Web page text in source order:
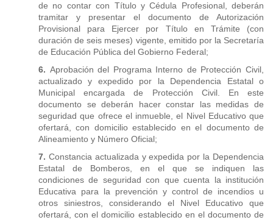
de no contar con Título y Cédula Profesional, deberán
tramitar y presentar el documento de Autorización
Provisional para Ejercer por Título en Trámite (con
duración de seis meses) vigente, emitido por la Secretaría
de Educación Pública del Gobierno Federal;
6. Aprobación del Programa Interno de Protección Civil,
actualizado y expedido por la Dependencia Estatal o
Municipal encargada de Protección Civil. En este
documento se deberán hacer constar las medidas de
seguridad que ofrece el inmueble, el Nivel Educativo que
ofertará, con domicilio establecido en el documento de
Alineamiento y Número Oficial;
7. Constancia actualizada y expedida por la Dependencia
Estatal de Bomberos, en el que se indiquen las
condiciones de seguridad con que cuenta la institución
Educativa para la prevención y control de incendios u
otros siniestros, considerando el Nivel Educativo que
ofertará, con el domicilio establecido en el documento de